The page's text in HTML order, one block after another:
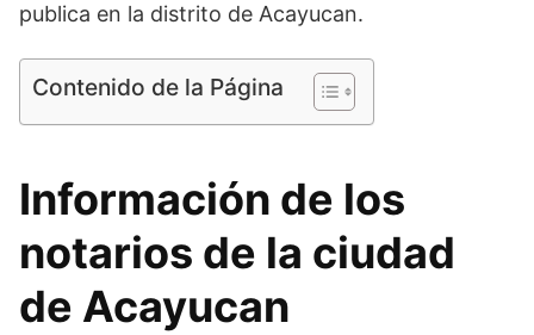
publica en la distrito de Acayucan.
Contenido de la Página
Información de los
notarios de la ciudad
de Acayucan